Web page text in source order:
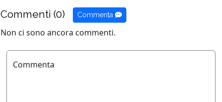
Commenti (0) Commenta
Non ci sono ancora commenti.
Commenta